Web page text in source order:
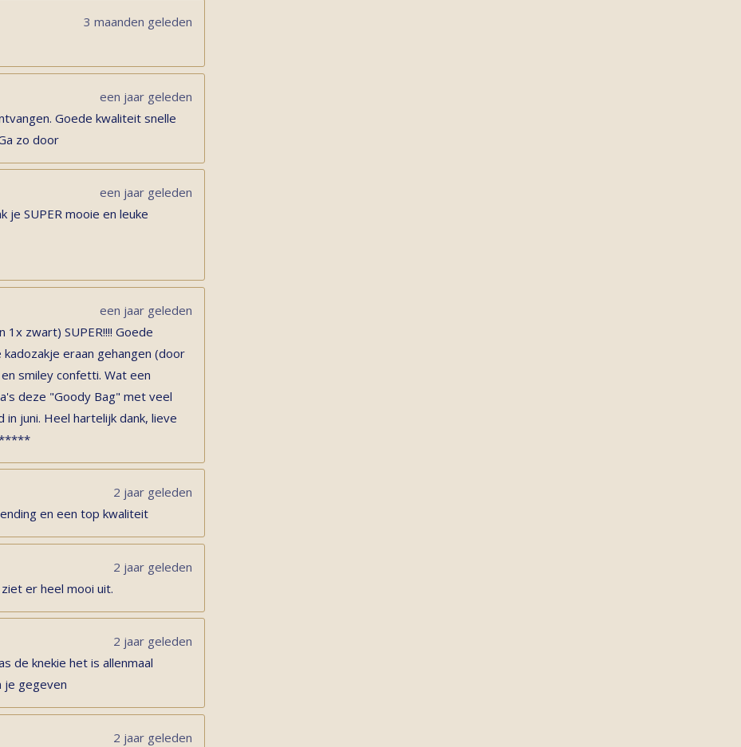
3 maanden geleden
een jaar geleden
Goede kwaliteit snelle
zo door
een jaar geleden
je SUPER mooie en leuke
een jaar geleden
zwart) SUPER!!!! Goede
eraan gehangen (door
smiley confetti. Wat een
deze "Goody Bag" met veel
juni. Heel hartelijk dank, lieve
*****
2 jaar geleden
en een top kwaliteit
2 jaar geleden
er heel mooi uit.
2 jaar geleden
de knekie het is allenmaal
je gegeven
2 jaar geleden